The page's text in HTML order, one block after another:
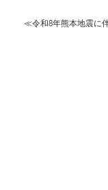
≪令和8年熊本地震に